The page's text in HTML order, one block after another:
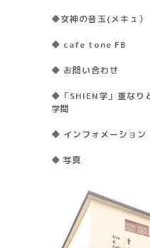
◆女神の音玉(メキュ）
◆ cafe tone FB
◆ お問い合わせ
◆「SHIEN学」重なり
学問
◆ インフォメーション
◆ 写真